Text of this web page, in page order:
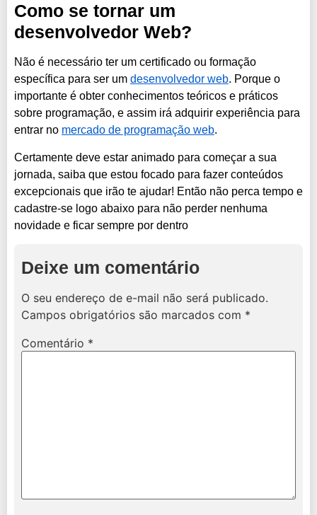
Como se tornar um
desenvolvedor Web?
Não é necessário ter um certificado ou formação
específica para ser um desenvolvedor web. Porque o
importante é obter conhecimentos teóricos e práticos
sobre programação, e assim irá adquirir experiência para
entrar no mercado de programação web.
Certamente deve estar animado para começar a sua
jornada, saiba que estou focado para fazer conteúdos
excepcionais que irão te ajudar! Então não perca tempo e
cadastre-se logo abaixo para não perder nenhuma
novidade e ficar sempre por dentro
Deixe um comentário
O seu endereço de e-mail não será publicado.
Campos obrigatórios são marcados com *
Comentário *